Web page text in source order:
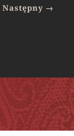
Następny→